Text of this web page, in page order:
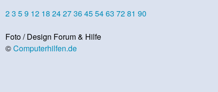
23 59 12 18 242736455463 7281 90
Foto / Design Forum & Hilfe
©Computerhilfen.de